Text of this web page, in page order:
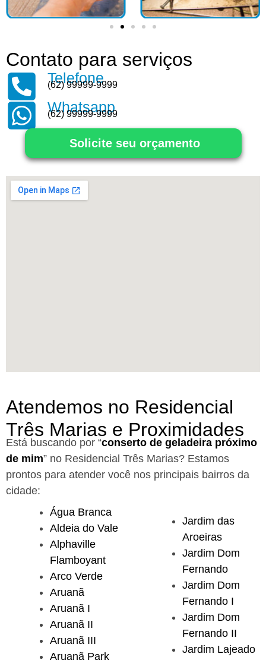
Contato para serviços
Telefone
(62) 99999-9999
Whatsapp
(62) 99999-9999
Solicite seu orçamento
Atendemos no Residencial
Três Marias e Proximidades
Está buscando por “conserto de geladeira próximo
de mim” no Residencial Três Marias? Estamos
prontos para atender você nos principais bairros da
cidade:
Água Branca
Aldeia do Vale
Alphaville
Flamboyant
Arco Verde
Aruanã
Aruanã I
Aruanã II
Aruanã III
Aruanã Park
Jardim das
Aroeiras
Jardim Dom
Fernando
Jardim Dom
Fernando I
Jardim Dom
Fernando II
Jardim Lajeado